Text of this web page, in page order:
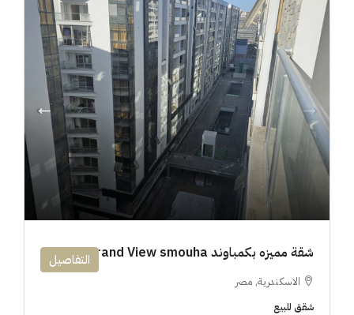
شقة مميزه بكمباوند 194m Grand View smouha
الاسكندرية, مصر
شقق للبيع
التفاصيل